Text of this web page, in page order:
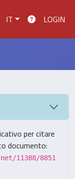
IT LOGIN
per citare
documento:
11388/8851